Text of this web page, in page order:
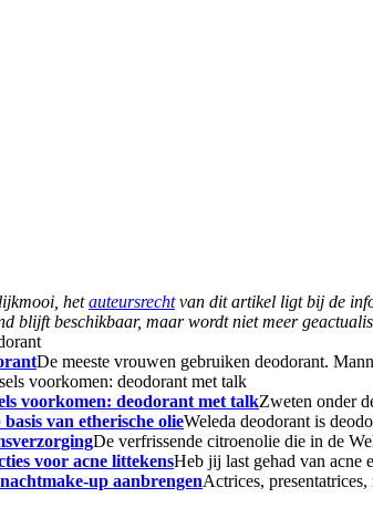
hetauteursrechtvan dit artikel ligt bij de
blijft beschikbaar, maar wordt niet meer
De meeste vrouwen gebruiken deodorant.
voorkomen: deodorant met talkZweten onder
van etherische olieWeleda deodorant is
De verfrissende citroenolie die in de
voor acne littekensHeb jij last gehad van acne
up aanbrengenActrices,